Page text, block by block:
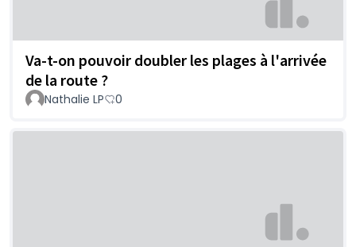
Va-t-on pouvoir doubler les plages à l'arrivée
de la route ?
Nathalie LP 0